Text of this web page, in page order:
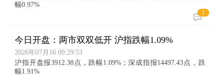
幅0.97%
1
今日开盘：两市双双低开 沪指跌幅1.09%
2026年07月16 09:29:53
沪指开盘报3912.38点，跌幅1.09%；深成指报14497.43点，跌
幅1.91%